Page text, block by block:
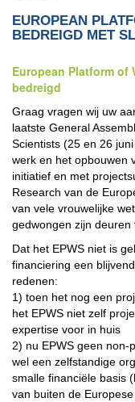
EUROPEAN
BEDREIGD MET
European Platform of
bedreigd
Graag vragen wij uw
laatste General
Scientists (25 en 26
werk en het opbouwen
initiatief en met
Research van de
van vele vrouwelijke
gedwongen zijn
Dat het EPWS niet is
financiering een
redenen:
1) toen het nog een
het EPWS niet zelf
expertise voor in huis
2) nu EPWS geen
wel een zelfstandige
smalle financiële basis
van buiten de